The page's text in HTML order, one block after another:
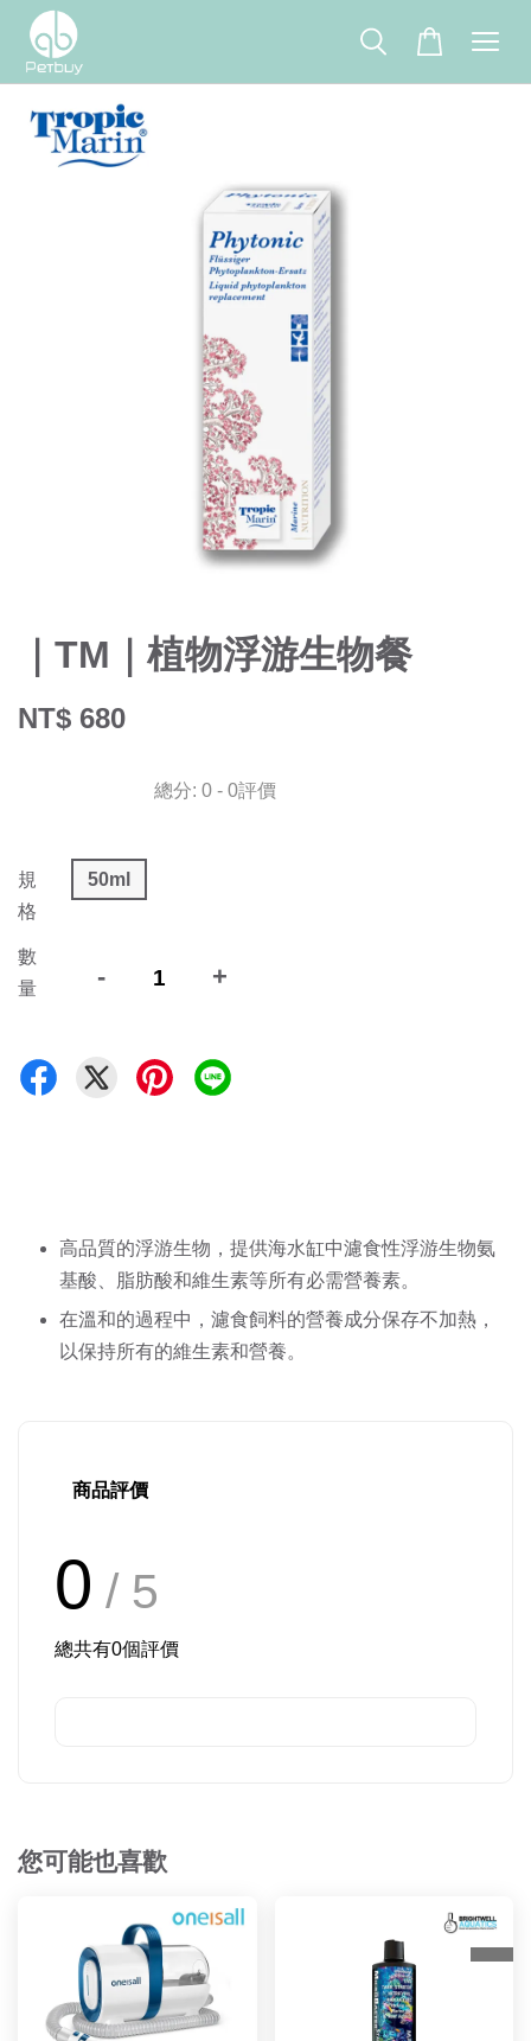
｜TM｜植物浮游生物餐
NT$ 680
總分: 0 - 0評價
規
格
50ml
數
量
- +
高品質的浮游生物，提供海水缸中濾食性浮游生物氨
基酸、脂肪酸和維生素等所有必需營養素。
在溫和的過程中，濾食飼料的營養成分保存不加熱，
以保持所有的維生素和營養。
商品評價
0 / 5
總共有0個評價
您可能也喜歡